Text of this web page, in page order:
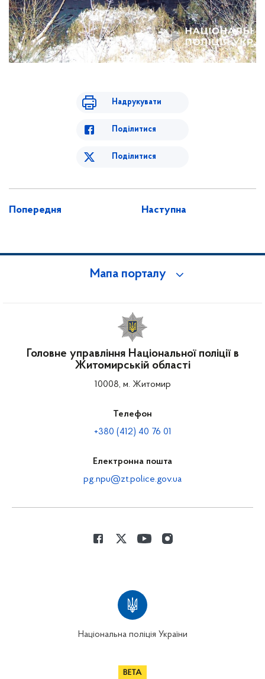
Надрукувати
Поділитися
Поділитися
Попередня Наступна
Мапа порталу
Головне управління Національної поліції в
Житомирській області
10008, м. Житомир
Телефон
+380 (412) 40 76 01
Електронна пошта
pg.npu@zt.police.gov.ua
Національна поліція України